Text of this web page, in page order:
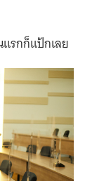
รกก็แป้กเลย